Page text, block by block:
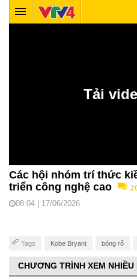
Các hội nhóm trí thức
triển công nghệ cao
08:04 | 17/06/2026
Tags Kobe Bryant bóng rổ
CHƯƠNG TRÌNH XEM NHIỀU